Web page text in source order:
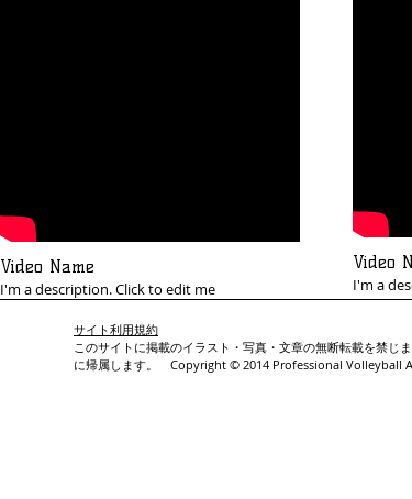
Video Name
I'm a description. Click to edit me
Video
I'm a
サイト利用規約
このサイトに掲載のイラスト・写真・文章の無断転載を禁
に帰属します。 Copyright © 2014 Professional Volleyball